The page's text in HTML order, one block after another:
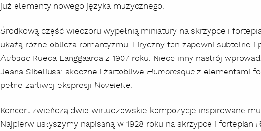
już elementy nowego języka muzycznego.
Środkową część wieczoru wypełnią miniatury na skrzypce i
ukażą różne oblicza romantyzmu. Liryczny ton zapewni subtelne i
Aubade Rueda Langgaarda z 1907 roku. Nieco inny nastrój
Jeana Sibeliusa: skoczne i żartobliwe Humoresquez elementami
pełne żarliwej ekspresji Novelette.
Koncert zwieńczą dwie wirtuozowskie kompozycje inspirowane
Najpierw usłyszymy napisaną w 1928 roku na skrzypce i fortepian